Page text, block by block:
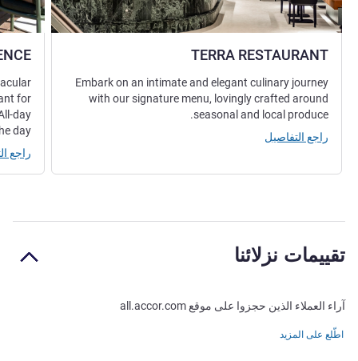
TERRA RESTAURANT
Embark on an intimate and elegant culinary journey
with our signature menu, lovingly crafted around
seasonal and local produce.
راجع التفاصيل
for
day
day.
راجع
تقييمات نزلائنا
آراء العملاء الذين حجزوا على موقع all.accor.com
اطّلع على المزيد